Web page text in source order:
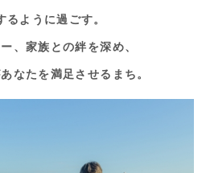
るように過ごす。
、家族との絆を深め、
なたを満足させるまち。